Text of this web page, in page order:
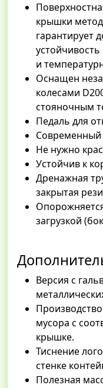
крышки
гарантирует
и
Оснащен
колесами
стояночным
Педаль для
Современный
Не нужно
Устойчив к
Дренажная
закрытая
загрузкой
Версия с
мусора с
крышке.
Тиснение
стенке
Полезная